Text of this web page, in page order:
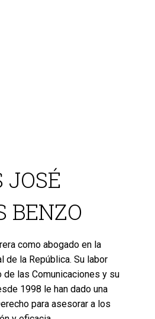
JOSÉ
BENZO
como abogado en la
de la República. Su labor
de las Comunicaciones y su
1998 le han dado una
para asesorar a los